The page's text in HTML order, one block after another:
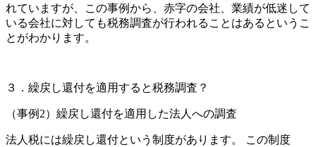
れていますが、この事例から、赤字の会社、業績が低迷して
いる会社に対しても税務調査が行われることはあるというこ
とがわかります。
３．繰戻し還付を適用すると税務調査？
（事例2）繰戻し還付を適用した法人への調査
法人税には繰戻し還付という制度があります。 この制度